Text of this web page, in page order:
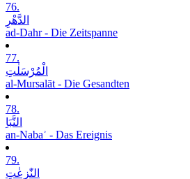
76.
الدَّھْرِ
ad-Dahr - Die Zeitspanne
77.
الْمُرْسَلٰتِ
al-Mursalāt - Die Gesandten
78.
النَّبَاِ
an-Nabaʾ - Das Ereignis
79.
النّٰزِعٰتِ